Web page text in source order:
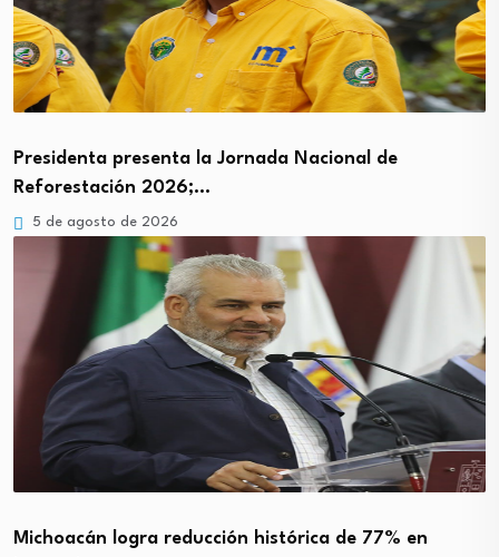
Presidenta presenta la Jornada Nacional de
Reforestación 2026;…
5 de agosto de 2026
Michoacán logra reducción histórica de 77% en